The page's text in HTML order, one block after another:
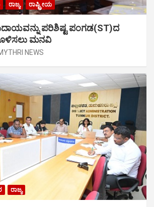
ರಾಜ್ಯ ರಾಷ್ಟ್ರೀಯ
ಪರಿಶಿಷ್ಟ ಪಂಗಡ(ST)ದ
ಮನವಿ
NEWS
ರಾಜ್ಯ